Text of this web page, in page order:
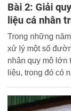
Bài 2: Giải
liệu cá nhân
Trong những
xử lý một số
nhân quy mô lớn
liệu, trong đó có
biến công khai.